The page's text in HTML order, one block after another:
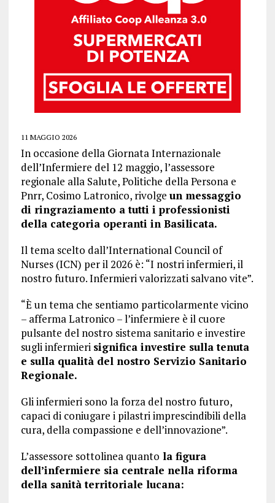
11 MAGGIO 2026
In occasione della Giornata Internazionale
dell’Infermiere del 12 maggio, l’assessore
regionale alla Salute, Politiche della Persona e
Pnrr, Cosimo Latronico, rivolge un messaggio
di ringraziamento a tutti i professionisti
della categoria operanti in Basilicata.
Il tema scelto dall’International Council of
Nurses (ICN) per il 2026 è: “I nostri infermieri, il
nostro futuro. Infermieri valorizzati salvano vite”.
“È un tema che sentiamo particolarmente vicino
– afferma Latronico – l’infermiere è il cuore
pulsante del nostro sistema sanitario e investire
sugli infermieri significa investire sulla tenuta
e sulla qualità del nostro Servizio Sanitario
Regionale.
Gli infermieri sono la forza del nostro futuro,
capaci di coniugare i pilastri imprescindibili della
cura, della compassione e dell’innovazione”.
L’assessore sottolinea quanto la figura
dell’infermiere sia centrale nella riforma
della sanità territoriale lucana: